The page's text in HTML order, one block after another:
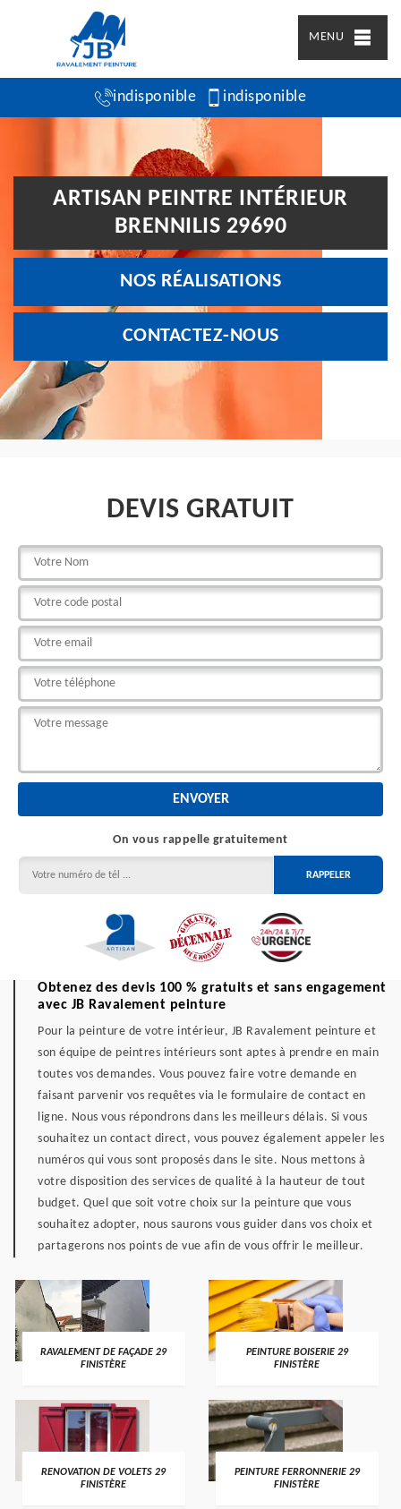
MENU
indisponible indisponible
ARTISAN PEINTRE INTÉRIEUR
BRENNILIS 29690
NOS RÉALISATIONS
CONTACTEZ-NOUS
DEVIS GRATUIT
On vous rappelle gratuitement
Obtenez des devis 100 % gratuits et sans engagement
avec JB Ravalement peinture
Pour la peinture de votre intérieur, JB Ravalement peinture et
son équipe de peintres intérieurs sont aptes à prendre en main
toutes vos demandes. Vous pouvez faire votre demande en
faisant parvenir vos requêtes via le formulaire de contact en
ligne. Nous vous répondrons dans les meilleurs délais. Si vous
souhaitez un contact direct, vous pouvez également appeler les
numéros qui vous sont proposés dans le site. Nous mettons à
votre disposition des services de qualité à la hauteur de tout
budget. Quel que soit votre choix sur la peinture que vous
souhaitez adopter, nous saurons vous guider dans vos choix et
partagerons nos points de vue afin de vous offrir le meilleur.
RAVALEMENT DE FAÇADE 29
FINISTÈRE
PEINTURE BOISERIE 29
FINISTÈRE
RENOVATION DE VOLETS 29
FINISTÈRE
PEINTURE FERRONNERIE 29
FINISTÈRE